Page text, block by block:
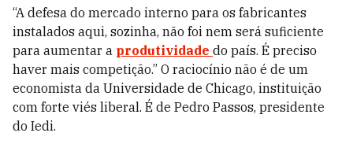
“A defesa do mercado interno para os fabricantes
instalados aqui, sozinha, não foi nem será suficiente
para aumentar a produtividade do país. É preciso
haver mais competição.” O raciocínio não é de um
economista da Universidade de Chicago, instituição
com forte viés liberal. É de Pedro Passos, presidente
do Iedi.